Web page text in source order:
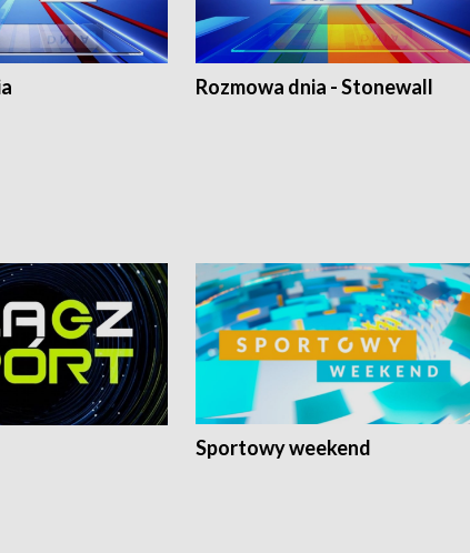
Rozmowa dnia - Stonewall
Sportowy weekend